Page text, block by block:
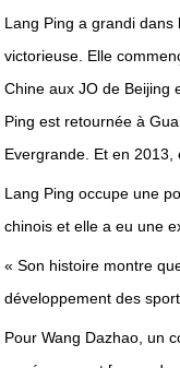
Lang Ping a grandi
victorieuse. Elle
Chine aux JO de Beijing
Ping est retournée à
Evergrande. Et en 2013,
Lang Ping occupe une
chinois et elle a eu une
« Son histoire montre
développement des
Pour Wang Dazhao, un